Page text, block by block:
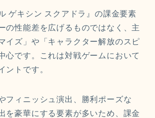
ゲキシン スクアドラ』の課金要素
の性能差を広げるものではなく、主
イズ」や「キャラクター解放のスピ
心です。これは対戦ゲームにおいて
ントです。
フィニッシュ演出、勝利ポーズな
を豪華にする要素が多いため、課金